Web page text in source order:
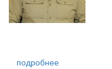
подробнее